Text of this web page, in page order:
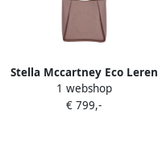
Stella Mccartney Eco Leren
Alter Mat Tas Pink Dames
1 webshop
€ 799,-